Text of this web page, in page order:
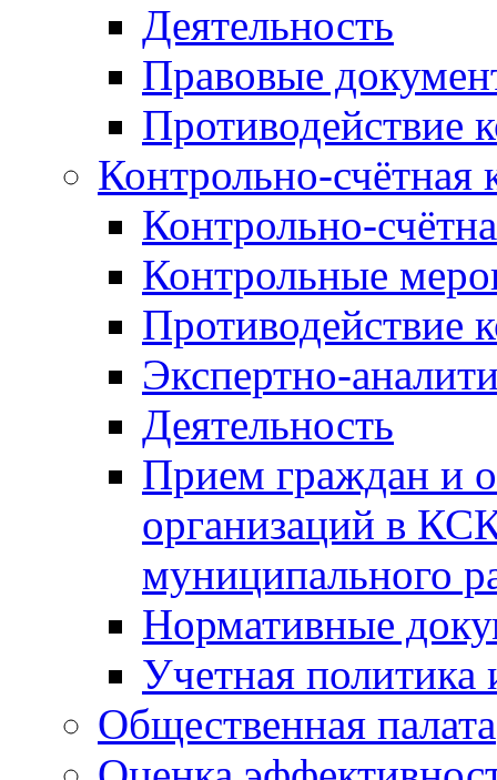
Деятельность
Правовые
Противодействие
Контрольно-счётная
Контрольно-
Контрольные
Противодействие
Экспертно-
Деятельность
Прием граждан и
организаций в
муниципального
Нормативные
Учетная политика
Общественная палата